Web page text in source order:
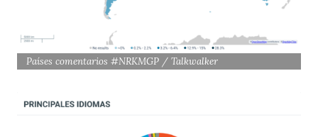
Países comentarios #NRKMGP / Talkwalker